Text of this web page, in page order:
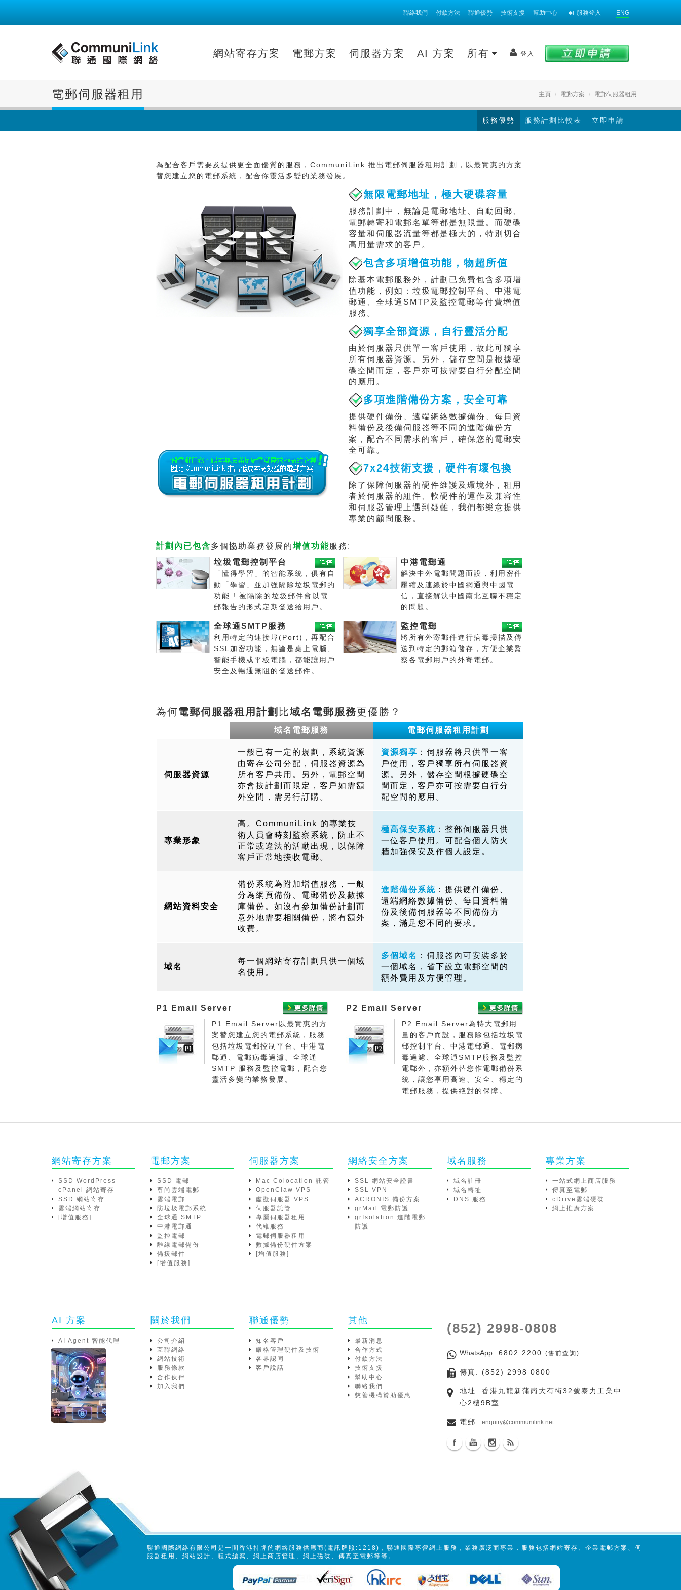
聯絡我們 付款方法 聯通優勢 技術支援 幫助中心 服務登入 ENG
網站寄存方案 電郵方案 伺服器方案 AI 方案 所有 登入
主頁 電郵方案 電郵伺服器租用
電郵伺服器租用
立即申請
服務計劃比較表
服務優勢
為配合客戶需要及提供更全面優質的服務，CommuniLink 推出電郵伺服器租用計劃，以最實惠的方案
替您建立您的電郵系統，配合你靈活多變的業務發展。
無限電郵地址，極大硬碟容量
服務計劃中，無論是電郵地址、自動回郵、
電郵轉寄和電郵名單等都是無限量。而硬碟
容量和伺服器流量等都是極大的，特別切合
高用量需求的客戶。
包含多項增值功能，物超所值
除基本電郵服務外，計劃已免費包含多項增
值功能，例如：垃圾電郵控制平台、中港電
郵通、全球通SMTP及監控電郵等付費增值
服務。
獨享全部資源，自行靈活分配
由於伺服器只供單一客戶使用，故此可獨享
所有伺服器資源。另外，儲存空間是根據硬
碟空間而定，客戶亦可按需要自行分配空間
的應用。
多項進階備份方案，安全可靠
提供硬件備份、遠端網絡數據備份、每日資
料備份及後備伺服器等不同的進階備份方
案，配合不同需求的客戶，確保您的電郵安
全可靠。
7x24技術支援，硬件有壞包換
除了保障伺服器的硬件維護及環境外，租用
者於伺服器的組件、軟硬件的運作及兼容性
和伺服器管理上遇到疑難，我們都樂意提供
專業的顧問服務。
計劃內已包含多個協助業務發展的增值功能服務:
垃圾電郵控制平台
「懂得學習」的智能系統，俱有自
動「學習」並加強隔除垃圾電郵的
功能 ! 被隔除的垃圾郵件會以電
郵報告的形式定期發送給用戶。
中港電郵通
解決中外電郵問題而設，利用密件
壓縮及連線於中國網通與中國電
信，直接解決中國南北互聯不穩定
的問題。
全球通SMTP服務
利用特定的連接埠(Port)，再配合
SSL加密功能，無論是桌上電腦、
智能手機或平板電腦，都能讓用戶
安全及暢通無阻的發送郵件。
監控電郵
將所有外寄郵件進行病毒掃描及傳
送到特定的郵箱儲存，方便企業監
察各電郵用戶的外寄電郵。
為何電郵伺服器租用計劃 比域名電郵服務更優勝？
域名電郵服務 電郵伺服器租用計劃
伺服器資源
一般已有一定的規劃，系統資源
由寄存公司分配，伺服器資源為
所有客戶共用。另外，電郵空間
亦會按計劃而限定，客戶如需額
外空間，需另行訂購。
資源獨享 ：伺服器將只供單一客
戶使用，客戶獨享所有伺服器資
源。另外，儲存空間根據硬碟空
間而定，客戶亦可按需要自行分
配空間的應用。
專業形象
高。CommuniLink 的專業技
術人員會時刻監察系統，防止不
正常或違法的活動出現，以保障
客戶正常地接收電郵。
極高保安系統 ：整部伺服器只供
一位客戶使用。可配合個人防火
牆加強保安及作個人設定。
網站資料安全
備份系統為附加增值服務，一般
分為網頁備份、電郵備份及數據
庫備份。如沒有參加備份計劃而
意外地需要相關備份，將有額外
收費。
進階備份系統 ：提供硬件備份、
遠端網絡數據備份、每日資料備
份及後備伺服器等不同備份方
案，滿足您不同的要求。
域名
每一個網站寄存計劃只供一個域
名使用。
多個域名
：伺服器內可安裝多於
一個域名，省下設立電郵空間的
額外費用及方便管理。
P1 Email Server
P1 Email Server以最實惠的方
案替您建立您的電郵系統，服務
包括垃圾電郵控制平台、中港電
郵通、電郵病毒過濾、全球通
SMTP 服務及監控電郵，配合您
靈活多變的業務發展。
P2 Email Server
P2 Email Server為特大電郵用
量的客戶而設，服務除包括垃圾電
郵控制平台、中港電郵通、電郵病
毒過濾、全球通SMTP服務及監控
電郵外，亦額外替您作電郵備份系
統，讓您享用高速、安全、穩定的
電郵服務，提供絶對的保障。
網站寄存方案
SSD WordPress
cPanel 網站寄存
SSD 網站寄存
雲端網站寄存
[增值服務]
電郵方案
SSD 電郵
尊尚雲端電郵
雲端電郵
防垃圾電郵系統
全球通 SMTP
中港電郵通
監控電郵
離線電郵備份
備援郵件
[增值服務]
伺服器方案
Mac Colocation 託管
OpenClaw VPS
虛擬伺服器 VPS
伺服器託管
專屬伺服器租用
代維服務
電郵伺服器租用
數據備份硬件方案
[增值服務]
網絡安全方案
SSL 網站安全證書
SSL VPN
ACRONIS 備份方案
grMail 電郵防護
grIsolation 進階電郵
防護
域名服務
域名註冊
域名轉址
DNS 服務
專業方案
一站式網上商店服務
傳真至電郵
cDrive雲端硬碟
網上推廣方案
AI 方案
AI Agent 智能代理
關於我們
公司介紹
互聯網絡
網站技術
服務條款
合作伙伴
加入我們
聯通優勢
知名客戶
嚴格管理硬件及技術
各界認同
客戶說話
其他
最新消息
合作方式
付款方法
技術支援
幫助中心
聯絡我們
慈善機構贊助優惠
(852) 2998-0808
WhatsApp: 6802 2200 (售前查詢)
傳真: (852) 2998 0800
地址: 香港九龍新蒲崗大有街32號泰力工業中
心2樓9B室
電郵: enquiry@communilink.net
聯通國際網絡有限公司是一間香港持牌的網絡服務供應商(電訊牌照:1218)，聯通國際專營網上服務，業務廣泛而專業，服務包括網站寄存、企業電郵方案、伺
服器租用、網站設計、程式編寫、網上商店管理、網上磁碟、傳真至電郵等等。